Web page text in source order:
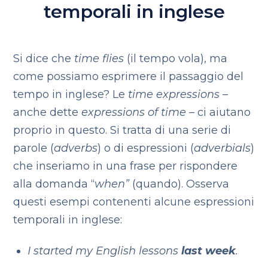
temporali in inglese
Si dice che time flies (il tempo vola), ma
come possiamo esprimere il passaggio del
tempo in inglese? Le time expressions–
anche dette expressions of time –ci aiutano
proprio in questo. Si tratta di una serie di
parole (adverbs) o di espressioni (adverbials)
che inseriamo in una frase per rispondere
alla domanda “when”(quando). Osserva
questi esempi contenenti alcune espressioni
temporali in inglese:
I started my English lessons last week.